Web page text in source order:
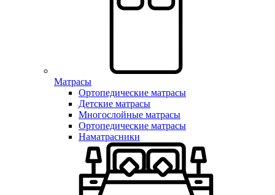
Матрасы
Ортопедические матрасы
Детские матрасы
Многослойные матрасы
Ортопедические матрасы
Наматрасники